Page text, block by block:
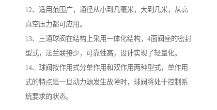
12、适用范围广，通径从小到几毫米，大到几米，从高
真空压力都可应用。
13、三通球阀在结构上采用一体化结构，4面阀座的密封
型式，法兰联接少，可靠性高，设计实现了轻量化。
14、球阀按作用式分单作用和双作用两种型式，单作用
式的特点是一旦动力源发生故障时，球阀将处于控制系
统要求的状态。